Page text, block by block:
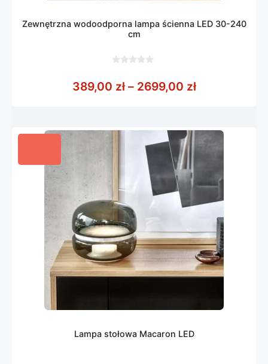
Zewnętrzna wodoodporna lampa ścienna LED 30-240
cm
5
389,00 zł – 2699,00 złZakres cen:
Lampa stołowa Macaron LED